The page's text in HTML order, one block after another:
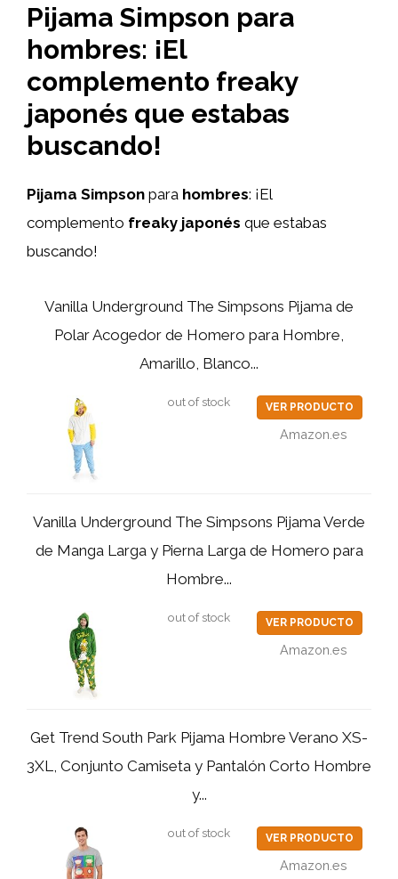
Pijama Simpson para
hombres: ¡El
complemento freaky
japonés que estabas
buscando!
Pijama Simpson para hombres: ¡El
complemento freaky japonés que estabas
buscando!
Vanilla Underground The Simpsons Pijama de
Polar Acogedor de Homero para Hombre,
Amarillo, Blanco...
out of stock VER PRODUCTO
Amazon.es
Vanilla Underground The Simpsons Pijama Verde
de Manga Larga y Pierna Larga de Homero para
Hombre...
out of stock VER PRODUCTO
Amazon.es
Get Trend South Park Pijama Hombre Verano XS-
3XL, Conjunto Camiseta y Pantalón Corto Hombre
y...
out of stock VER PRODUCTO
Amazon.es